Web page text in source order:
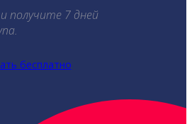
получите 7 дней
бесплатно